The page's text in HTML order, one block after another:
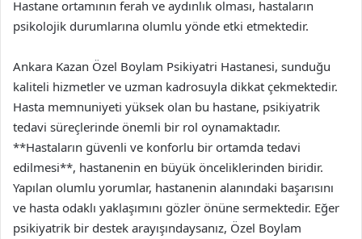
Hastane ortamının ferah ve aydınlık olması, hastaların
psikolojik durumlarına olumlu yönde etki etmektedir.
Ankara Kazan Özel Boylam Psikiyatri Hastanesi, sunduğu
kaliteli hizmetler ve uzman kadrosuyla dikkat çekmektedir.
Hasta memnuniyeti yüksek olan bu hastane, psikiyatrik
tedavi süreçlerinde önemli bir rol oynamaktadır.
**Hastaların güvenli ve konforlu bir ortamda tedavi
edilmesi**, hastanenin en büyük önceliklerinden biridir.
Yapılan olumlu yorumlar, hastanenin alanındaki başarısını
ve hasta odaklı yaklaşımını gözler önüne sermektedir. Eğer
psikiyatrik bir destek arayışındaysanız, Özel Boylam